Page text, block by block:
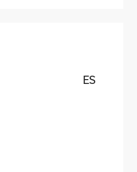
ES